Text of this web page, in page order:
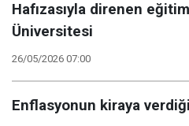
Hafızasıyla direnen
Üniversitesi
26/05/2026 07:00
Enflasyonun kiraya